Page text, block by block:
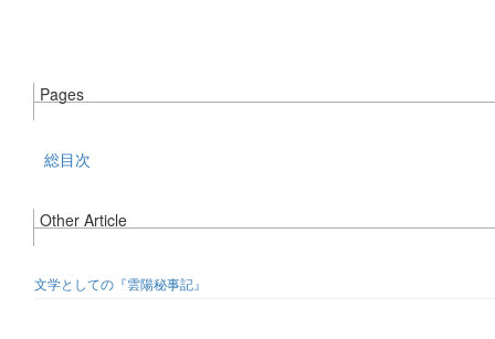
Pages
総目次
Other Article
文学としての『雲陽秘事記』